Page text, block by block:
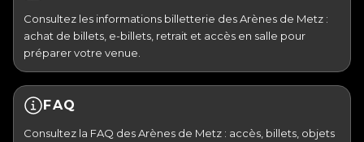
Consultez les informations billetterie des Arènes de Metz :
achat de billets, e-billets, retrait et accès en salle pour
préparer votre venue.
FAQ
Consultez la FAQ des Arènes de Metz : accès, billets, objets